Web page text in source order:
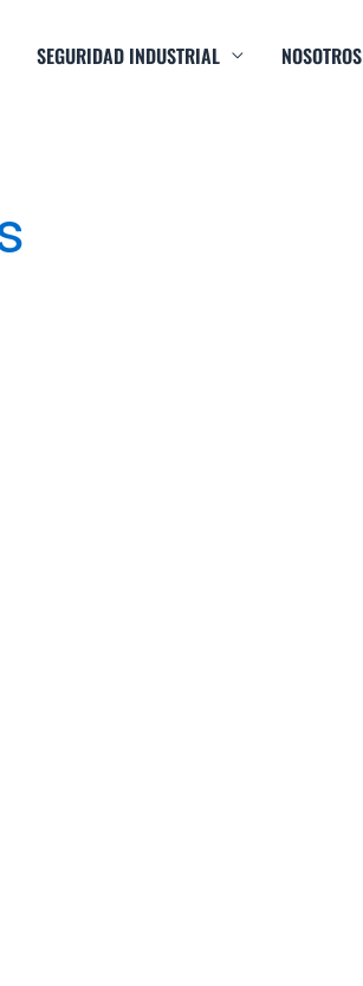
SEGURIDAD INDUSTRIAL NOSOTROS